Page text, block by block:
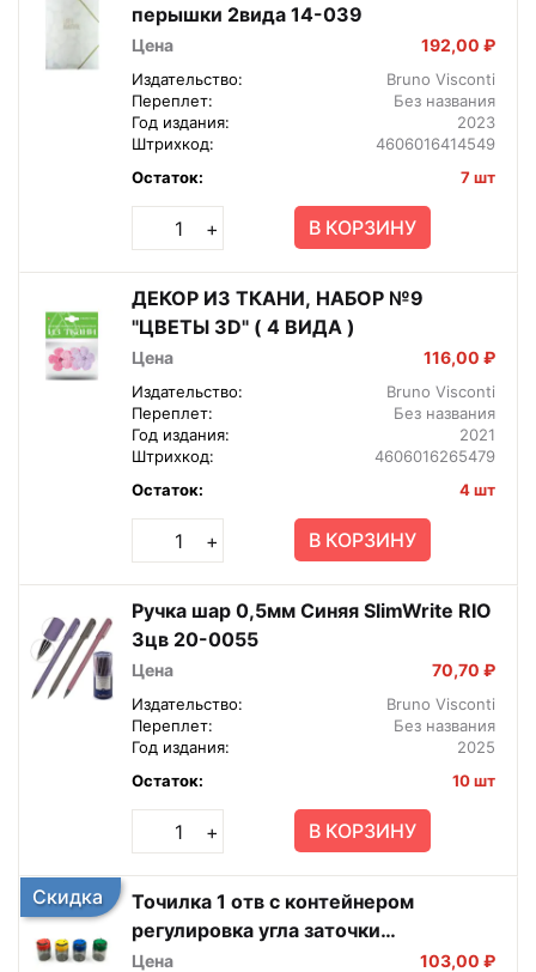
перышки 2вида 14-039
Цена 192,00 ₽
Издательство:
Bruno Visconti
Переплет:
Без названия
Год издания:
2023
Штрихкод:
4606016414549
Остаток:
7 шт
+ В КОРЗИНУ
ДЕКОР ИЗ ТКАНИ, НАБОР №9
"ЦВЕТЫ 3D" ( 4 ВИДА )
Цена 116,00 ₽
Издательство:
Bruno Visconti
Переплет:
Без названия
Год издания:
2021
Штрихкод:
4606016265479
Остаток:
4 шт
+ В КОРЗИНУ
Ручка шар 0,5мм Синяя SlimWrite RIO
3цв 20-0055
Цена 70,70 ₽
Издательство:
Bruno Visconti
Переплет:
Без названия
Год издания:
2025
Остаток:
10 шт
+ В КОРЗИНУ
Скидка
Точилка 1 отв с контейнером
регулировка угла заточки
EASYSHARP 35-0006
Цена 103,00 ₽